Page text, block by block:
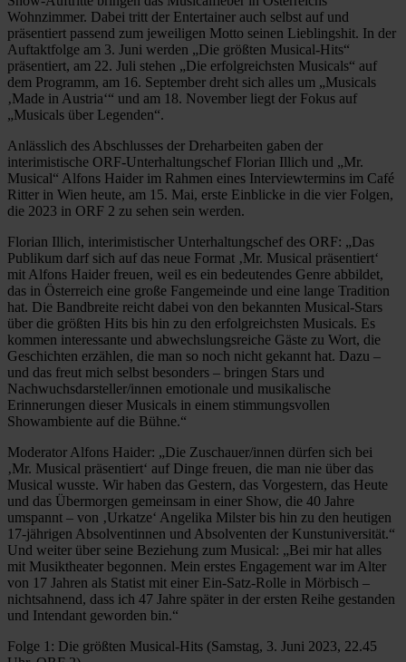
Wohnzimmer. Dabei tritt der Entertainer auch selbst auf und
präsentiert passend zum jeweiligen Motto seinen Lieblingshit. In der
Auftaktfolge am 3. Juni werden „Die größten Musical-Hits“
präsentiert, am 22. Juli stehen „Die erfolgreichsten Musicals“ auf
dem Programm, am 16. September dreht sich alles um „Musicals
‚Made in Austria‘“ und am 18. November liegt der Fokus auf
„Musicals über Legenden“.
Anlässlich des Abschlusses der Dreharbeiten gaben der
interimistische ORF-Unterhaltungschef Florian Illich und „Mr.
Musical“ Alfons Haider im Rahmen eines Interviewtermins im Café
Ritter in Wien heute, am 15. Mai, erste Einblicke in die vier Folgen,
die 2023 in ORF 2 zu sehen sein werden.
Florian Illich, interimistischer Unterhaltungschef des ORF: „Das
Publikum darf sich auf das neue Format ‚Mr. Musical präsentiert‘
mit Alfons Haider freuen, weil es ein bedeutendes Genre abbildet,
das in Österreich eine große Fangemeinde und eine lange Tradition
hat. Die Bandbreite reicht dabei von den bekannten Musical-Stars
über die größten Hits bis hin zu den erfolgreichsten Musicals. Es
kommen interessante und abwechslungsreiche Gäste zu Wort, die
Geschichten erzählen, die man so noch nicht gekannt hat. Dazu –
und das freut mich selbst besonders – bringen Stars und
Nachwuchsdarsteller/innen emotionale und musikalische
Erinnerungen dieser Musicals in einem stimmungsvollen
Showambiente auf die Bühne.“
Moderator Alfons Haider: „Die Zuschauer/innen dürfen sich bei
‚Mr. Musical präsentiert‘ auf Dinge freuen, die man nie über das
Musical wusste. Wir haben das Gestern, das Vorgestern, das Heute
und das Übermorgen gemeinsam in einer Show, die 40 Jahre
umspannt – von ‚Urkatze‘ Angelika Milster bis hin zu den heutigen
17-jährigen Absolventinnen und Absolventen der Kunstuniversität.“
Und weiter über seine Beziehung zum Musical: „Bei mir hat alles
mit Musiktheater begonnen. Mein erstes Engagement war im Alter
von 17 Jahren als Statist mit einer Ein-Satz-Rolle in Mörbisch –
nichtsahnend, dass ich 47 Jahre später in der ersten Reihe gestanden
und Intendant geworden bin.“
Folge 1: Die größten Musical-Hits (Samstag, 3. Juni 2023, 22.45